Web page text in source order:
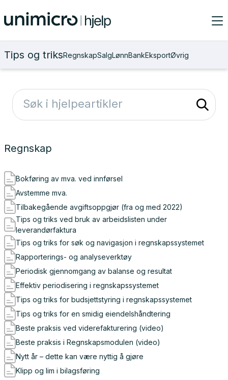
Tips og triksRegnskapSalgLønnBankEksportØvrig
Regnskap
Bokføring av mva. ved innførsel
Avstemme mva.
Tilbakegående avgiftsoppgjør (fra og med 2022)
Tips og triks ved bruk av arbeidslisten under
leverandørfaktura
Tips og triks for søk og navigasjon i regnskapssystemet
Rapporterings- og analyseverktøy
Periodisk gjennomgang av balanse og resultat
Effektiv periodisering i regnskapssystemet
Tips og triks for budsjettstyring i regnskapssystemet
Tips og triks for en smidig eiendelshåndtering
Beste praksis ved viderefakturering (video)
Beste praksis i Regnskapsmodulen (video)
Nytt år – dette kan være nyttig å gjøre
Klipp og lim i bilagsføring